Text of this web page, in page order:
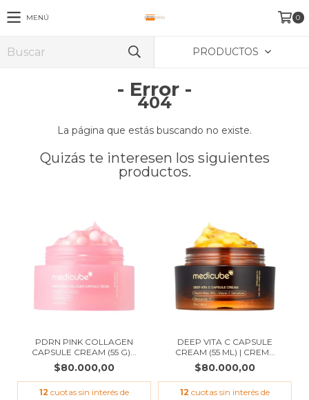
MENÚ 0
PRODUCTOS
- Error -
404
La página que estás buscando no existe.
Quizás te interesen los siguientes
productos.
PDRN PINK COLLAGEN
CAPSULE CREAM (55 G)...
$80.000,00
12 cuotas sin interés de
DEEP VITA C CAPSULE
CREAM (55 ML) | CREM...
$80.000,00
12 cuotas sin interés de